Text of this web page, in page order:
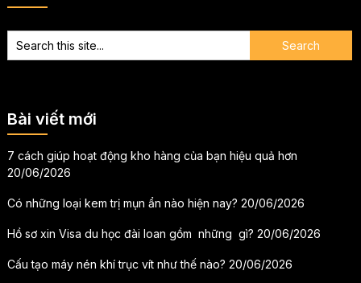
Bài viết mới
7 cách giúp hoạt động kho hàng của bạn hiệu quả hơn
20/06/2026
Có những loại kem trị mụn ẩn nào hiện nay? 20/06/2026
Hồ sơ xin Visa du học đài loan gồm những gì? 20/06/2026
Cấu tạo máy nén khí trục vít như thế nào? 20/06/2026